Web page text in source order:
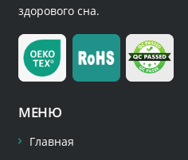
здорового сна.
МЕНЮ
Главная